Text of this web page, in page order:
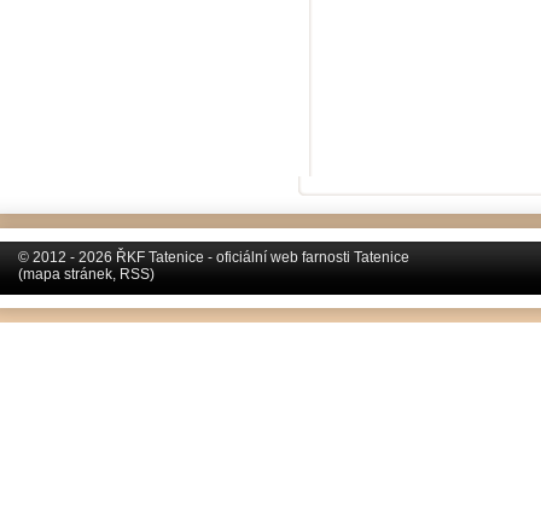
© 2012 - 2026 ŘKF Tatenice - oficiální web farnosti Tatenice
(mapa stránek, RSS)